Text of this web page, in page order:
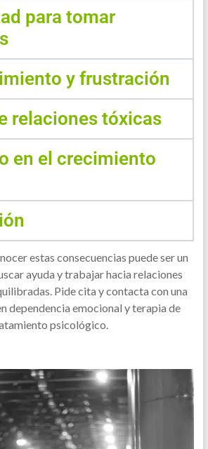
para tomar
y frustración
relaciones tóxicas
en el crecimiento
estas consecuencias puede ser un
ayuda y trabajar hacia relaciones
Pide cita y contacta con una
dependencia emocional y terapia de
psicológico.